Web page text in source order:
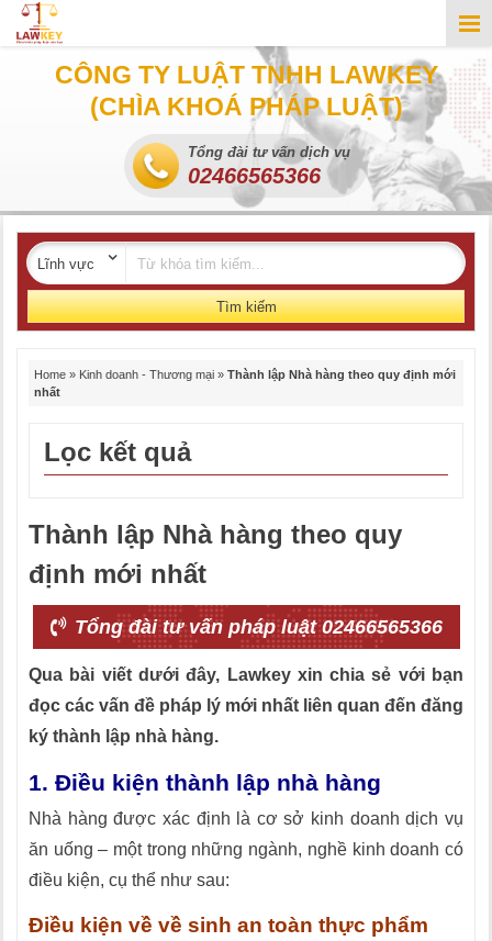
CÔNG TY LUẬT TNHH LAWKEY
(CHÌA KHOÁ PHÁP LUẬT)
Tổng đài tư vấn dịch vụ
02466565366
Tìm kiếm
Home » Kinh doanh - Thương mại » Thành lập Nhà hàng theo quy định mới
nhất
Lọc kết quả
Thành lập Nhà hàng theo quy
định mới nhất
Tổng đài tư vấn pháp luật 02466565366
Qua bài viết dưới đây, Lawkey xin chia sẻ với bạn
đọc các vấn đề pháp lý mới nhất liên quan đến đăng
ký thành lập nhà hàng.
1. Điều kiện thành lập nhà hàng
Nhà hàng được xác định là cơ sở kinh doanh dịch vụ
ăn uống – một trong những ngành, nghề kinh doanh có
điều kiện, cụ thể như sau:
Điều kiện về về sinh an toàn thực phẩm